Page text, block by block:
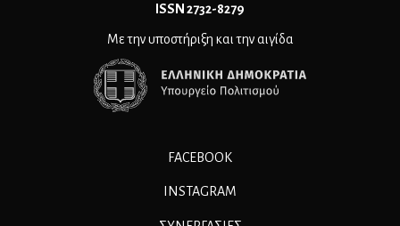
ΙSSN 2732-8279
Με την υποστήριξη και την αιγίδα
FACEBOOK
INSTAGRAM